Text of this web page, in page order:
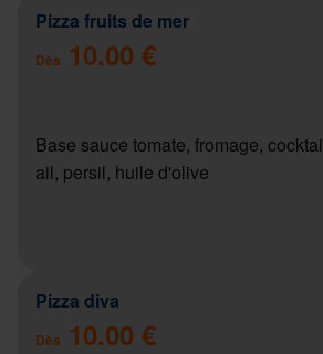
Pizza fruits de mer
Dès 10.00 €
Base sauce tomate, fromage,
ail, persil, huile d'olive
Pizza diva
Dès 10.00 €